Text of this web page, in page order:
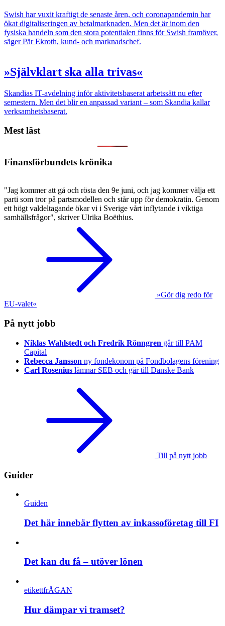
Swish har vuxit kraftigt de senaste åren, och coronapandemin har
ökat digitaliseringen av betalmarknaden. Men det är inom den
fysiska handeln som den stora potentialen finns för Swish framöver,
säger Pär Ekroth, kund- och marknadschef.
»Självklart ska alla trivas«
Skandias IT-avdelning inför aktivitetsbaserat arbetssätt nu efter
semestern. Men det blir en anpassad variant – som Skandia kallar
verksamhetsbaserat.
Mest läst
Finansförbundets krönika
"Jag kommer att gå och rösta den 9e juni, och jag kommer välja ett
parti som tror på partsmodellen och står upp för demokratin. Genom
ett högt valdeltagande ökar vi i Sverige vårt inflytande i viktiga
samhällsfrågor", skriver Ulrika Boëthius.
»Gör dig redo för
EU-valet«
På nytt jobb
Niklas Wahlstedt och Fredrik Rönngren går till PAM
Capital
Rebecca Jansson ny fondekonom på Fondbolagens förening
Carl Rosenius lämnar SEB och går till Danske Bank
Till på nytt jobb
Guider
Guiden
Det här innebär flytten av inkassoföretag till FI
Det kan du få – utöver lönen
etikettfrÅGAN
Hur dämpar vi tramset?